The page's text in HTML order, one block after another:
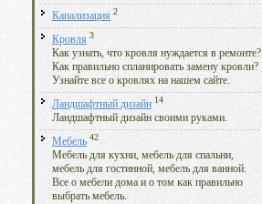
Канализация 2
Кровля 3
Как узнать, что кровля нуждается в ремонте?
Как правильно спланировать замену кровли?
Узнайте все о кровлях на нашем сайте.
Ландшафтный дизайн 14
Ландшафтный дизайн своими руками.
Мебель 42
Мебель для кухни, мебель для спальни,
мебель для гостинной, мебель для ванной.
Все о мебели дома и о том как правильно
выбрать мебель.